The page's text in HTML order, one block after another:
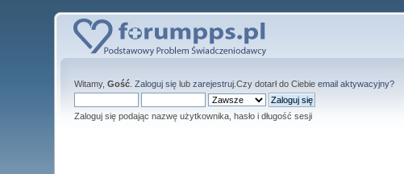
Witamy,Gość .Zaloguj się lubzarejestruj .Czy dotarł do Ciebieemail aktywacyjny?
Zaloguj się podając nazwę użytkownika, hasło i długość sesji